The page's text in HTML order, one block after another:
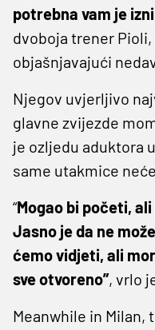
potrebna vam je
dvoboja trener
objašnjavajući
Njegov uvjerljivo
glavne zvijezde
je ozljedu aduktora
same utakmice
“Mogao bi početi,
Jasno je da ne
ćemo vidjeti, ali
sve otvoreno”, vrlo
Meanwhile in